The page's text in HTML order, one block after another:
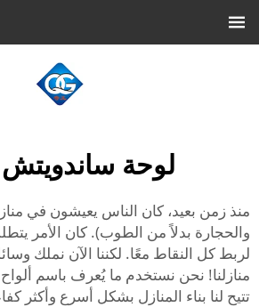
لوحة ساندويتش XPS
منذ زمن بعيد، كان الناس يعيشون في
والحجارة بدلاً من الطوب). كان الأمر
لربط كل النقاط معًا. لكننا الآن نملك
تتيح لنا بناء المنازل بشكل أسرع وأكثر